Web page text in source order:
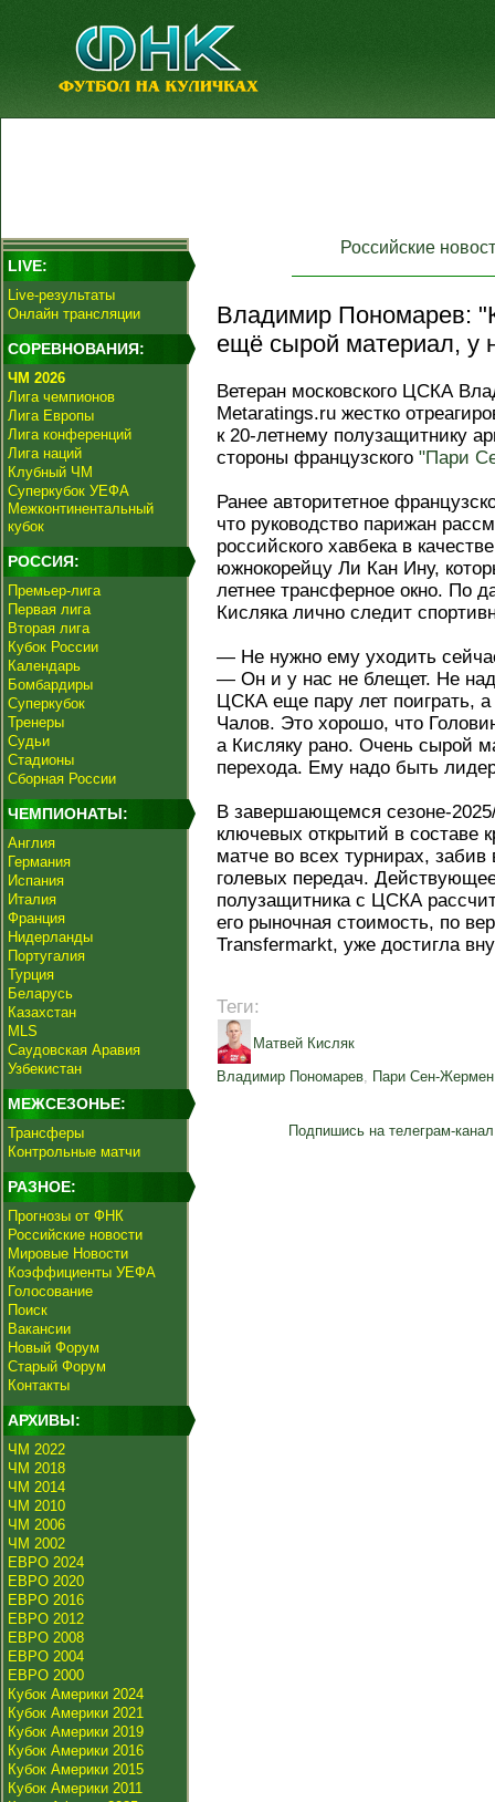
LIVE:
Live-результаты
Онлайн трансляции
СОРЕВНОВАНИЯ:
ЧМ 2026
Лига чемпионов
Лига Европы
Лига конференций
Лига наций
Клубный ЧМ
Суперкубок УЕФА
Межконтинентальный
кубок
РОССИЯ:
Премьер-лига
Первая лига
Вторая лига
Кубок России
Календарь
Бомбардиры
Суперкубок
Тренеры
Судьи
Стадионы
Сборная России
ЧЕМПИОНАТЫ:
Англия
Германия
Испания
Италия
Франция
Нидерланды
Португалия
Турция
Беларусь
Казахстан
MLS
Саудовская Аравия
Узбекистан
МЕЖСЕЗОНЬЕ:
Трансферы
Контрольные матчи
РАЗНОЕ:
Прогнозы от ФНК
Российские новости
Мировые Новости
Коэффициенты УЕФА
Голосование
Поиск
Вакансии
Новый Форум
Старый Форум
Контакты
АРХИВЫ:
ЧМ 2022
ЧМ 2018
ЧМ 2014
ЧМ 2010
ЧМ 2006
ЧМ 2002
ЕВРО 2024
ЕВРО 2020
ЕВРО 2016
ЕВРО 2012
ЕВРО 2008
ЕВРО 2004
ЕВРО 2000
Кубок Америки 2024
Кубок Америки 2021
Кубок Америки 2019
Кубок Америки 2016
Кубок Америки 2015
Кубок Америки 2011
Российские
Владимир Пономарев:
ещё сырой материал, у
Ветеран московского ЦСКА
Metaratings.ru жестко
к 20-летнему полузащитнику
стороны французского "Пари
Ранее авторитетное
что руководство парижан
российского хавбека в
южнокорейцу Ли Кан Ину,
летнее трансферное окно. По
Кисляка лично следит
— Не нужно ему уходить
— Он и у нас не блещет. Не
ЦСКА еще пару лет поиграть, а
Чалов. Это хорошо, что
а Кисляку рано. Очень сырой
перехода. Ему надо быть
В завершающемся сезоне-
ключевых открытий в составе
матче во всех турнирах,
голевых передач.
полузащитника с ЦСКА
его рыночная стоимость, по
Transfermarkt, уже достигла
Теги:
Матвей Кисляк
Владимир Пономарев, Пари Сен-Жермен
Подпишись на телеграм-